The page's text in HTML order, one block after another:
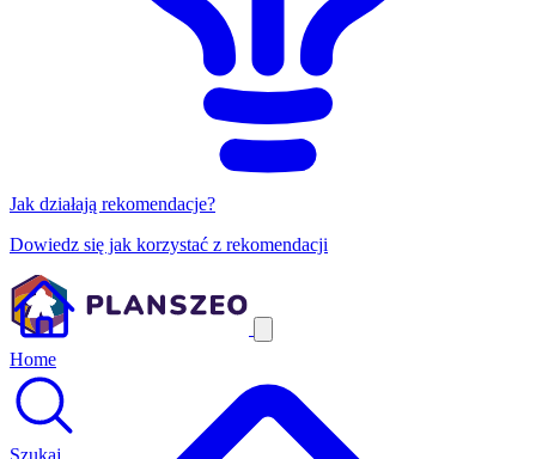
Jak działają rekomendacje?
Dowiedz się jak korzystać z rekomendacji
Home
Szukaj